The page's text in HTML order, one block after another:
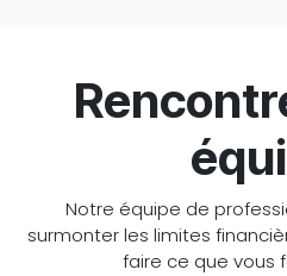
Notre équipe de
surmonter les limites
faire ce que vous